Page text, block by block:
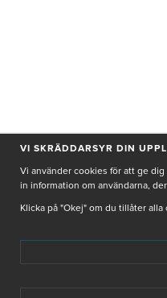
VI SKRÄDDARSYR DIN
Vi använder cookies för att ge
in information om användarna,
Klicka på "Okej" om du tillåter